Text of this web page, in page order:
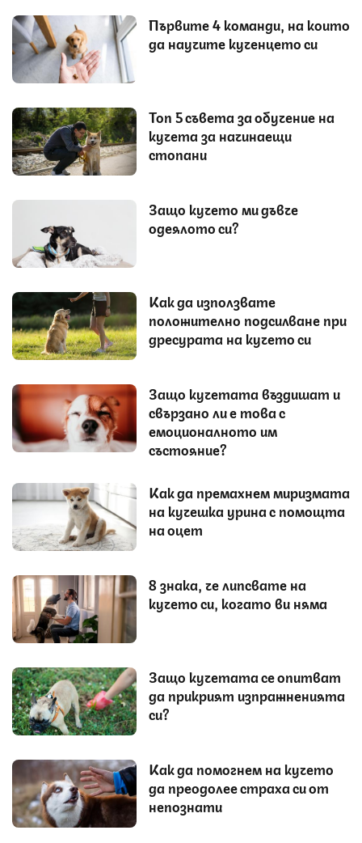
Първите 4 команди, на които
да научите кученцето си
Топ 5 съвета за обучение на
кучета за начинаещи
стопани
Защо кучето ми дъвче
одеялото си?
Как да използвате
положително подсилване при
дресурата на кучето си
Защо кучетата въздишат и
свързано ли е това с
емоционалното им
състояние?
Как да премахнем миризмата
на кучешка урина с помощта
на оцет
8 знака, че липсвате на
кучето си, когато ви няма
Защо кучетата се опитват
да прикрият изпражненията
си?
Как да помогнем на кучето
да преодолее страха си от
непознати